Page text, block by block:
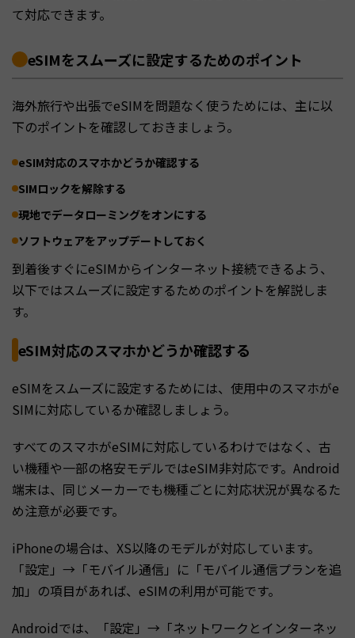
て対応できます。
eSIMをスムーズに設定するためのポイント
海外旅行や出張でeSIMを問題なく使うためには、主に以
下のポイントを確認しておきましょう。
eSIM対応のスマホかどうか確認する
SIMロックを解除する
現地でデータローミングをオンにする
ソフトウェアをアップデートしておく
到着後すぐにeSIMからインターネット接続できるよう、
以下ではスムーズに設定するためのポイントを解説しま
す。
eSIM対応のスマホかどうか確認する
eSIMをスムーズに設定するためには、使用中のスマホがe
SIMに対応しているか確認しましょう。
すべてのスマホがeSIMに対応しているわけではなく、古
い機種や一部の格安モデルではeSIM非対応です。Android
端末は、同じメーカーでも機種ごとに対応状況が異なるた
め注意が必要です。
iPhoneの場合は、XS以降のモデルが対応しています。
「設定」→「モバイル通信」に「モバイル通信プランを追
加」の項目があれば、eSIMの利用が可能です。
Androidでは、「設定」→「ネットワークとインターネッ